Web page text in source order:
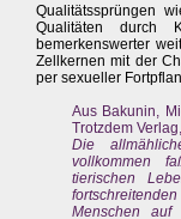
Qualitätssprüngen
Qualitäten durch
bemerkenswerter
Zellkernen mit der
per sexueller
Aus Bakunin,
Trotzdem Verlag,
Die
vollkommen
tierischen
Menschen